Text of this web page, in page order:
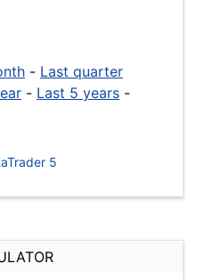
- Last quarter
- Last 5 years -
5